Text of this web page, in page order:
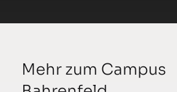
Mehr zum Campus